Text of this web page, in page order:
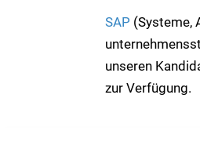
SAP (Systeme,
unseren
zur Verfügung.